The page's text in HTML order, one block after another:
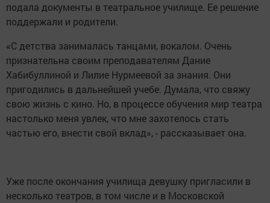
подала документы в театральное училище. Ее решение
поддержали и родители.
«С детства занималась танцами, вокалом. Очень
признательна своим преподавателям Дание
Хабибуллиной и Лилие Нурмеевой за знания. Они
пригодились в дальнейшей учебе. Думала, что свяжу
свою жизнь с кино. Но, в процессе обучения мир театра
настолько меня увлек, что мне захотелось стать
частью его, внести свой вклад», - рассказывает она.
Уже после окончания училища девушку пригласили в
несколько театров, в том числе и в Московской